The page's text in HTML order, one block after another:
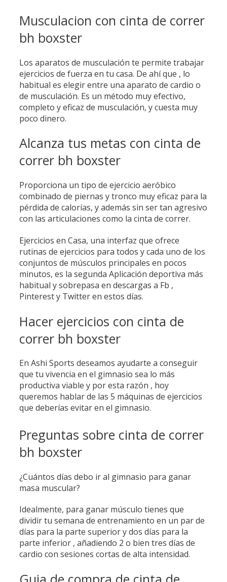
Musculacion con cinta de correr
bh boxster
Los aparatos de musculación te permite trabajar
ejercicios de fuerza en tu casa. De ahí que , lo
habitual es elegir entre una aparato de cardio o
de musculación. Es un método muy efectivo,
completo y eficaz de musculación, y cuesta muy
poco dinero.
Alcanza tus metas con cinta de
correr bh boxster
Proporciona un tipo de ejercicio aeróbico
combinado de piernas y tronco muy eficaz para la
pérdida de calorías, y además sin ser tan agresivo
con las articulaciones como la cinta de correr.
Ejercicios en Casa, una interfaz que ofrece
rutinas de ejercicios para todos y cada uno de los
conjuntos de músculos principales en pocos
minutos, es la segunda Aplicación deportiva más
habitual y sobrepasa en descargas a Fb ,
Pinterest y Twitter en estos días.
Hacer ejercicios con cinta de
correr bh boxster
En Ashi Sports deseamos ayudarte a conseguir
que tu vivencia en el gimnasio sea lo más
productiva viable y por esta razón , hoy
queremos hablar de las 5 máquinas de ejercicios
que deberías evitar en el gimnasio.
Preguntas sobre cinta de correr
bh boxster
¿Cuántos días debo ir al gimnasio para ganar
masa muscular?
Idealmente, para ganar músculo tienes que
dividir tu semana de entrenamiento en un par de
días para la parte superior y dos días para la
parte inferior , añadiendo 2 o bien tres días de
cardio con sesiones cortas de alta intensidad.